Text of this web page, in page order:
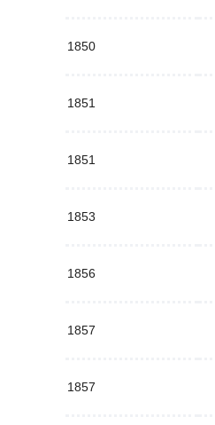
1850
1851
1851
1853
1856
1857
1857